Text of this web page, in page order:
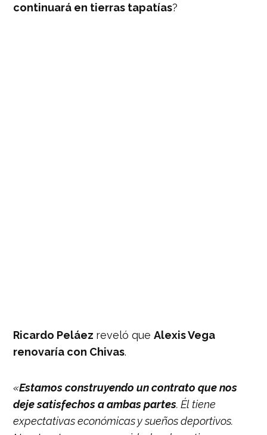
continuará en tierras tapatías?
Ricardo Peláez reveló queAlexis Vega
renovaría con Chivas.
«Estamos construyendo un contrato que nos
deje satisfechos a ambas partes. Él tiene
expectativas económicas y sueños deportivos.